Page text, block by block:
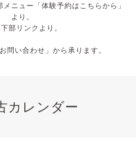
ニュー「体験予約はこちらから」
より。
部リンクより。
問い合わせ」から承ります。
カレンダー